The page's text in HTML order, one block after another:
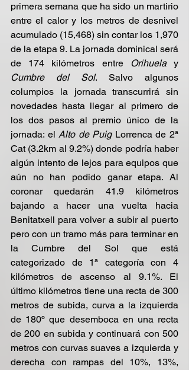
primera semana que ha sido un martirio
entre el calor y los metros de desnivel
acumulado (15,468) sin contar los 1,970
de la etapa 9. La jornada dominical será
de 174 kilómetros entre Orihuela
Cumbre del Sol. Salvo algunos
columpios la jornada transcurrirá sin
novedades hasta llegar al primero de
los dos pasos al premio único de la
jornada: el Alto de Puig Lorrenca de 2ª
Cat (3.2km al 9.2%) donde podría haber
algún intento de lejos para equipos que
aún no han podido ganar etapa. Al
coronar quedarán 41.9 kilómetros
bajando a hacer una vuelta hacia
Benitatxell para volver a subir al puerto
pero con un tramo más para terminar en
la Cumbre del Sol que está
categorizado de 1ª categoría con 4
kilómetros de ascenso al 9.1%. El
último kilómetros tiene una recta de 300
metros de subida, curva a la izquierda
de 180º que desemboca en una recta
de 200 en subida y continuará con 500
metros con curvas suaves a izquierda y
derecha con rampas del 10%, 13%,